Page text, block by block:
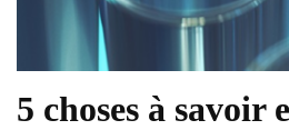
5 choses à savoir